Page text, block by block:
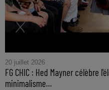
20 juillet 2026
FG CHIC : Hed Mayner célèbre
minimalisme...